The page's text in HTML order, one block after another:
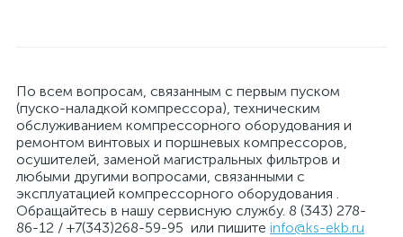
По всем вопросам, связанным с первым пуском
(пуско-наладкой компрессора), техническим
обслуживанием компрессорного оборудования и
ремонтом винтовых и поршневых компрессоров,
осушителей, заменой магистральных фильтров и
любыми другими вопросами, связанными с
эксплуатацией компрессорного оборудования .
Обращайтесь в нашу сервисную службу. 8 (343) 278-
86-12 / +7(343)268-59-95 или пишите info@ks-ekb.ru